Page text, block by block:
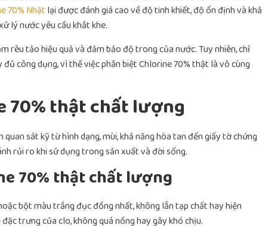
70% Nhật lại được đánh giá cao về độ tinh khiết, độ ổn định và khả
lý nước yêu cầu khắt khe.
rêu tảo hiệu quả và đảm bảo độ trong của nước. Tuy nhiên, chỉ
công dụng, vì thế việc phân biệt Chlorine 70% thật là vô cùng
70% thật chất lượng
sát kỹ từ hình dạng, mùi, khả năng hòa tan đến giấy tờ chứng
rủi ro khi sử dụng trong sản xuất và đời sống.
70% thật chất lượng
bột màu trắng đục đồng nhất, không lẫn tạp chất hay hiện
trưng của clo, không quá nồng hay gây khó chịu.